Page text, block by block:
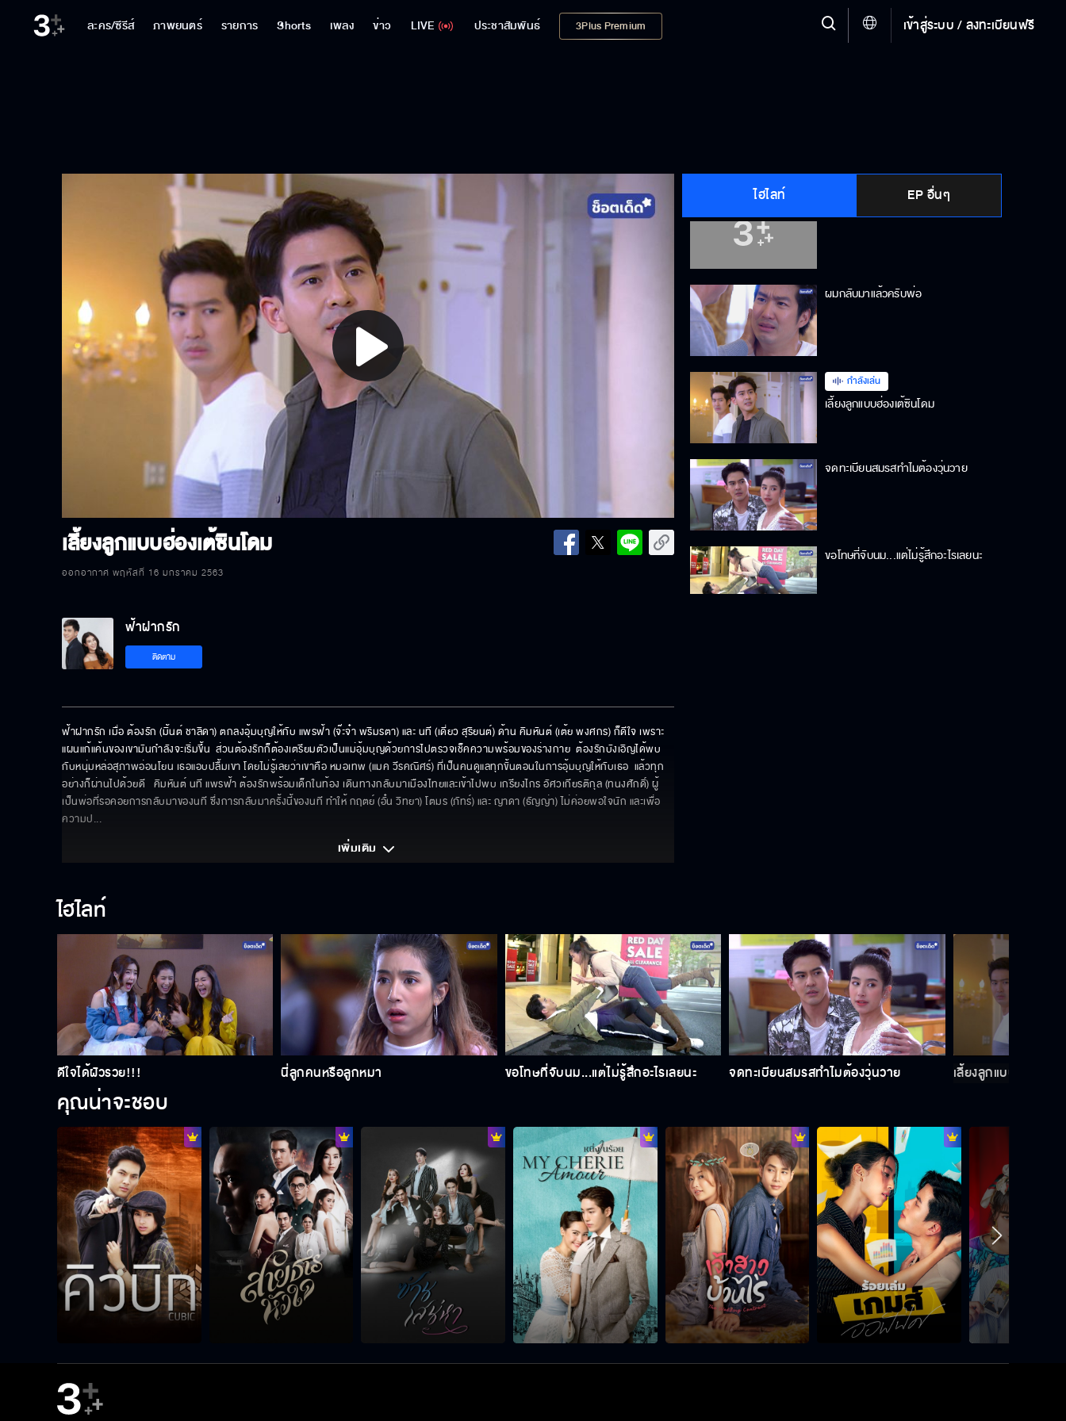
ละคร/ซีรีส์ ภาพยนตร์ รายการ Shorts เพลง ข่าว LIVE ประชาสัมพันธ์ 3Plus Premium เข้าสู่ระบบ / ลงทะเบียนฟรี
Play
Video
เลี้ยงลูกแบบฮ่องเต้ซินโดม
ออกอากาศ พฤหัสที่ 16 มกราคม 2563
ไฮไลท์ EP อื่นๆ
ลูกสามผัวหก
ผมกลับมาแล้วครับพ่อ
กำลังเล่น
เลี้ยงลูกแบบฮ่องเต้ซินโดม
จดทะเบียนสมรสทำไมต้องวุ่นวาย
ขอโทษที่จับนม...แต่ไม่รู้สึกอะไรเลยนะ
ฟ้าฝากรัก
ติดตาม
ฟ้าฝากรัก เมื่อ ต้องรัก (มิ้นต์ ชาลิดา) ตกลงอุ้มบุญให้กับ แพรฟ้า (จ๊ะจ๋า พริมรตา) และ นที (เดี่ยว สุริยนต์) ด้าน คิมหันต์ (เต้ย พงศกร) ก็ดีใจ เพราะ
แผนแก้แค้นของเขามันกำลังจะเริ่มขึ้น  ส่วนต้องรักก็ต้องเตรียมตัวเป็นแม่อุ้มบุญด้วยการไปตรวจเช็คความพร้อมของร่างกาย  ต้องรักบังเอิญได้พบ
กับหนุ่มหล่อสุภาพอ่อนโยน เธอแอบปลื้มเขา โดยไม่รู้เลยว่าเขาคือ หมอเทพ (แมค วีรคณิศร์) ที่เป็นคนดูแลทุกขั้นตอนในการอุ้มบุญให้กับเธอ  แล้วทุก
อย่างก็ผ่านไปด้วยดี   คิมหันต์ นที แพรฟ้า ต้องรักพร้อมเด็กในท้อง เดินทางกลับมาเมืองไทยและเข้าไปพบ เกรียงไกร อัศวเกียรติกุล (ทนงศักดิ์) ผู้
เป็นพ่อที่รอคอยการกลับมาของนที ซึ่งการกลับมาครั้งนี้ของนที ทำให้ กฤตย์ (อั๋น วิทยา) โตมร (ภัทร์) และ ญาดา (ธัญญ่า) ไม่ค่อยพอใจนัก และเพื่อ
ความป...
เพิ่มเติม
ไฮไลท์
ดีใจได้ผัวรวย!!! นี่ลูกคนหรือลูกหมา ขอโทษที่จับนม...แต่ไม่รู้สึกอะไรเลยนะ จดทะเบียนสมรสทำไมต้องวุ่นวาย เลี้ยงลูกแบบฮ่องเต้ซิ
คุณน่าจะชอบ